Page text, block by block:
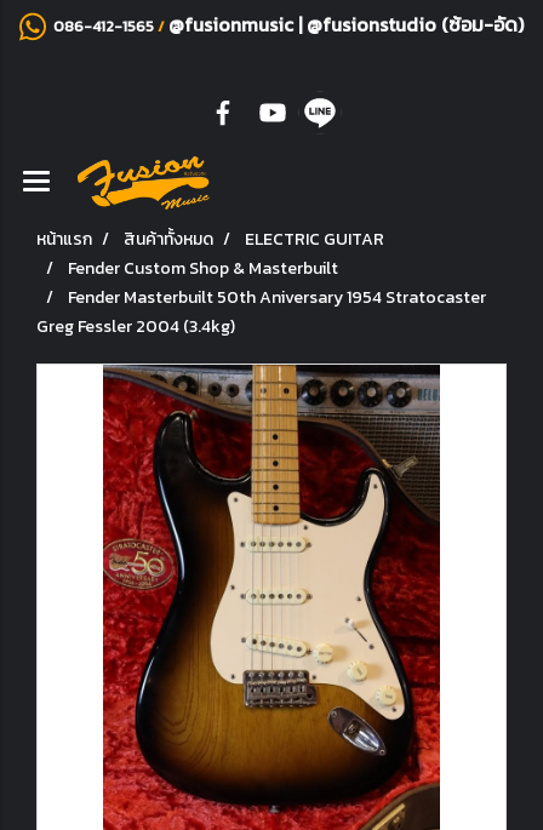
086-412-1565/ @fusionmusic|@fusionstudio (ซ้อม-อัด)
หน้าแรก สินค้าทั้งหมด
ELECTRIC GUITAR
Fender Custom Shop & Masterbuilt
Fender Masterbuilt 50th Aniversary 1954 Stratocaster
Greg Fessler 2004 (3.4kg)